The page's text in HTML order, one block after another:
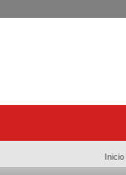
Inicio